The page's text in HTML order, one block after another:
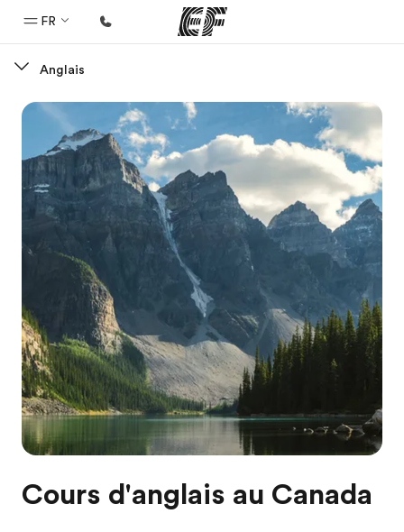
FR
Bienvenue chez EF
Programmes
Nos offres
Bureaux
Trouver un bureau
A propos de nous
Qui sommes-nous ?
EF recrute
Rejoignez nos équipes
Anglais
Cours d'anglais au Canada